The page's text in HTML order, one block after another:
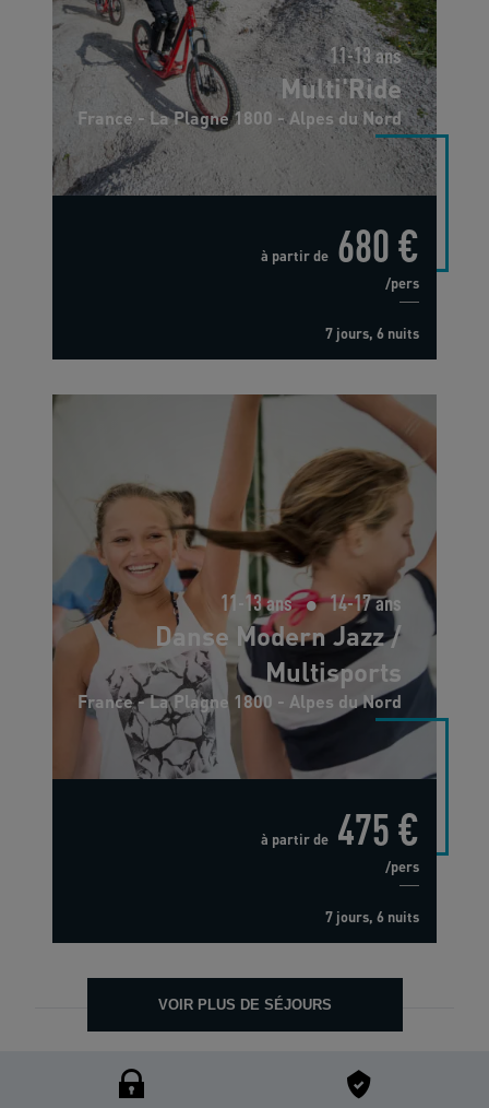
11-13 ans
Multi'Ride
France - La Plagne 1800 - Alpes du Nord
à partir de 680 €
/pers
7 jours, 6 nuits
11-13 ans 14-17 ans
Danse Modern Jazz /
Multisports
France - La Plagne 1800 - Alpes du Nord
à partir de 475 €
/pers
7 jours, 6 nuits
VOIR PLUS DE SÉJOURS